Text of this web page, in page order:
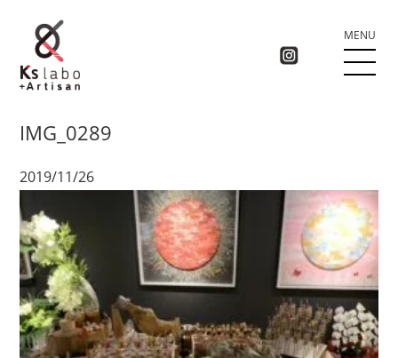
MENU
IMG_0289
2019/11/26